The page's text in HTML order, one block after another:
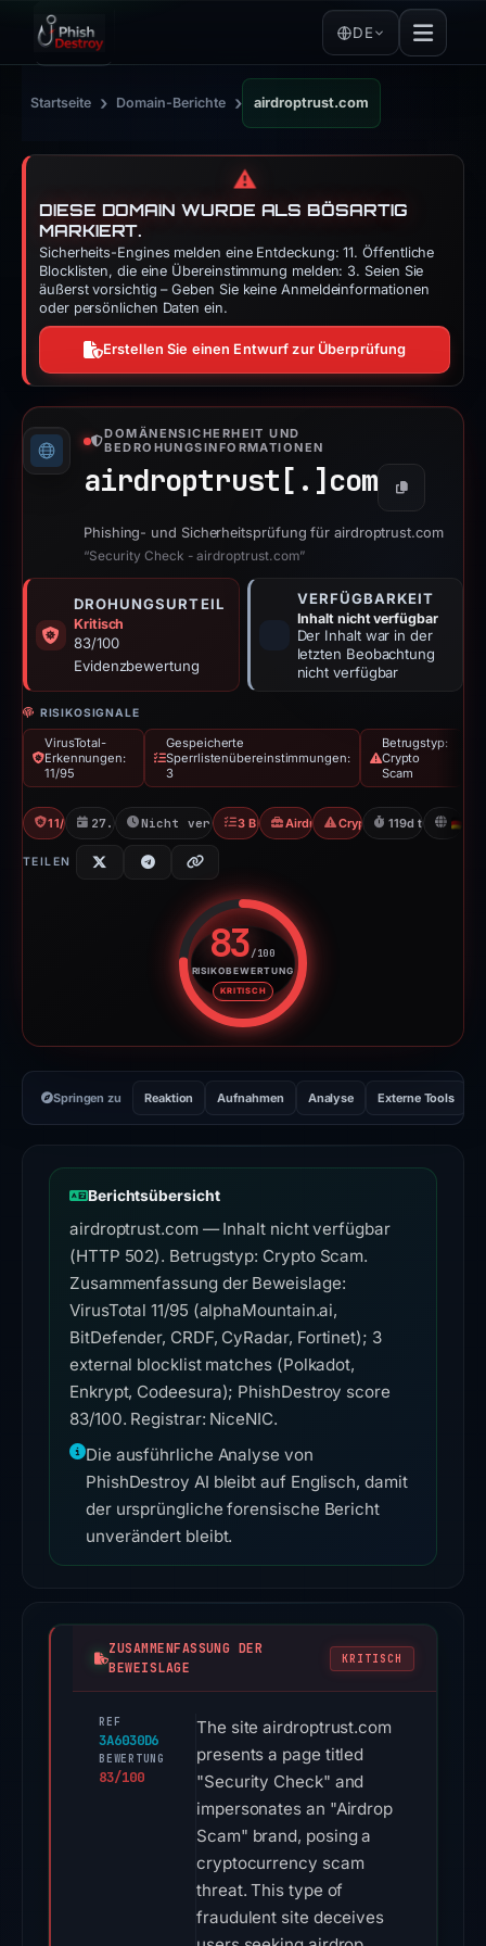
DE
Startseite › Domain-Berichte › airdroptrust.com
⚠️
DIESE DOMAIN WURDE ALS BÖSARTIG
MARKIERT.
Sicherheits-Engines melden eine Entdeckung: 11. Öffentliche
Blocklisten, die eine Übereinstimmung melden: 3. Seien Sie
äußerst vorsichtig – Geben Sie keine Anmeldeinformationen
oder persönlichen Daten ein.
Erstellen Sie einen Entwurf zur Überprüfung
DOMÄNENSICHERHEIT UND
BEDROHUNGSINFORMATIONEN
airdroptrust[.] com Kopieren
Phishing- und Sicherheitsprüfung für airdroptrust.com
“Security Check - airdroptrust.com”
DROHUNGSURTEIL
Kritisch
83/100
Evidenzbewertung
VERFÜGBARKEIT
Inhalt nicht verfügbar
Der Inhalt war in der
letzten Beobachtung
nicht verfügbar
RISIKOSIGNALE
VirusTotal-
Erkennungen:
11/95
Gespeicherte
Sperrlistenübereinstimmungen:
3
Betrugstyp:
Crypto
Scam
11/95 VT27.10.2025Nicht verfügbar seit 23.02.2026
3 BlocklistsAirdrop-BetrugCrypto Scam
119d to
TEILEN
83/100
RISIKOBEWERTUNG
KRITISCH
Risikobewertung: 83 von
Springen zu Reaktion Aufnahmen Analyse Externe Tools
Berichtsübersicht
airdroptrust.com — Inhalt nicht verfügbar
(HTTP 502). Betrugstyp: Crypto Scam.
Zusammenfassung der Beweislage:
VirusTotal 11/95 (alphaMountain.ai,
BitDefender, CRDF, CyRadar, Fortinet); 3
external blocklist matches (Polkadot,
Enkrypt, Codeesura); PhishDestroy score
83/100. Registrar: NiceNIC.
Die ausführliche Analyse von
PhishDestroy AI bleibt auf Englisch, damit
der ursprüngliche forensische Bericht
unverändert bleibt.
ZUSAMMENFASSUNG DER
BEWEISLAGE
KRITISCH
REF
3A6030D6
BEWERTUNG
83/100
The site airdroptrust.com
presents a page titled
"Security Check" and
impersonates an "Airdrop
Scam" brand, posing a
cryptocurrency scam
threat. This type of
fraudulent site deceives